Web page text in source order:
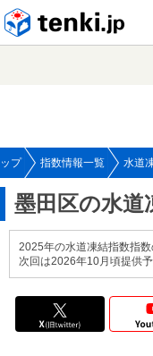
プ 指数情報一覧 水道
墨田区の水道
2025年の水道凍結指数指数
次回は2026年10月頃提供予